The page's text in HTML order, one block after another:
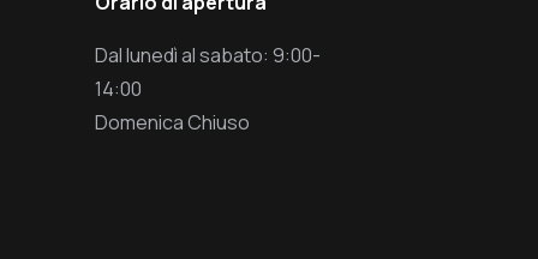
Dal lunedì al sabato: 9:00-
14:00
Domenica Chiuso